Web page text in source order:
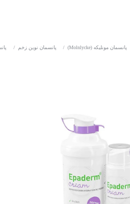
پانسمان مونلیکه (Molnlycke) / پانسمان نوین زخم /